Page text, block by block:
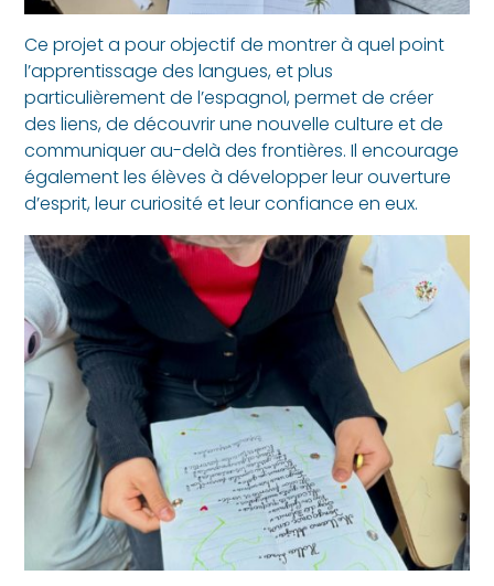
Ce projet a pour objectif de montrer à quel point
l’apprentissage des langues, et plus
particulièrement de l’espagnol, permet de créer
des liens, de découvrir une nouvelle culture et de
communiquer au-delà des frontières. Il encourage
également les élèves à développer leur ouverture
d’esprit, leur curiosité et leur confiance en eux.